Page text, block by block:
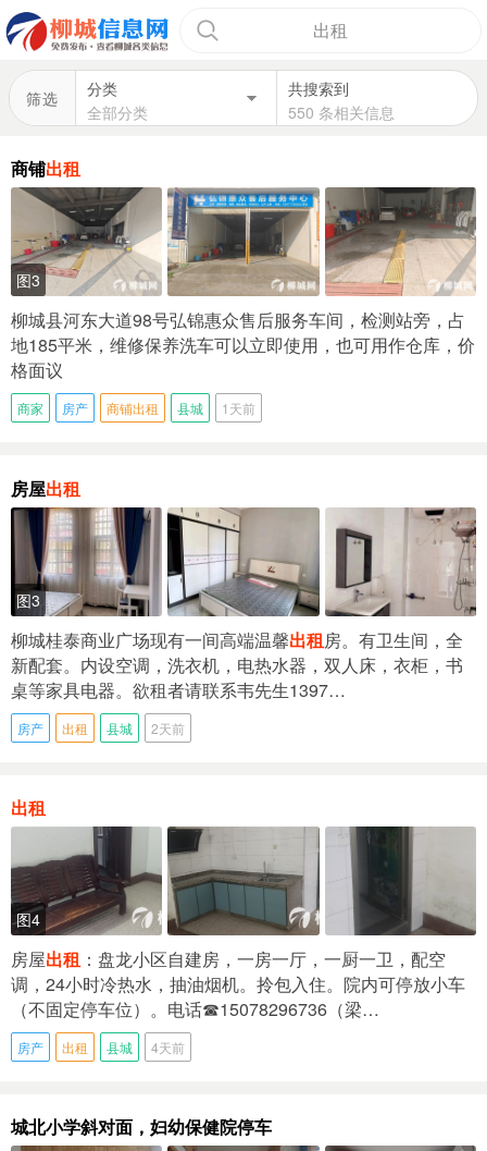
出租
筛选
分类
全部分类
共搜索到
550 条相关信息
商铺出租
图3
柳城县河东大道98号弘锦惠众售后服务车间，检测站旁，占
地185平米，维修保养洗车可以立即使用，也可用作仓库，价
格面议
商家 房产 商铺出租 县城 1天前
房屋出租
图3
柳城桂泰商业广场现有一间高端温馨出租房。有卫生间，全
新配套。内设空调，洗衣机，电热水器，双人床，衣柜，书
桌等家具电器。欲租者请联系韦先生1397…
房产 出租 县城 2天前
出租
图4
房屋出租 ：盘龙小区自建房，一房一厅，一厨一卫，配空
调，24小时冷热水，抽油烟机。拎包入住。院内可停放小车
（不固定停车位）。电话☎15078296736（梁…
房产 出租 县城 4天前
城北小学斜对面，妇幼保健院停车